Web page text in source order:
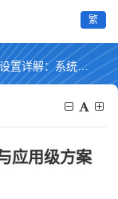
繁
系统级与应用级方案对比
应用级方案